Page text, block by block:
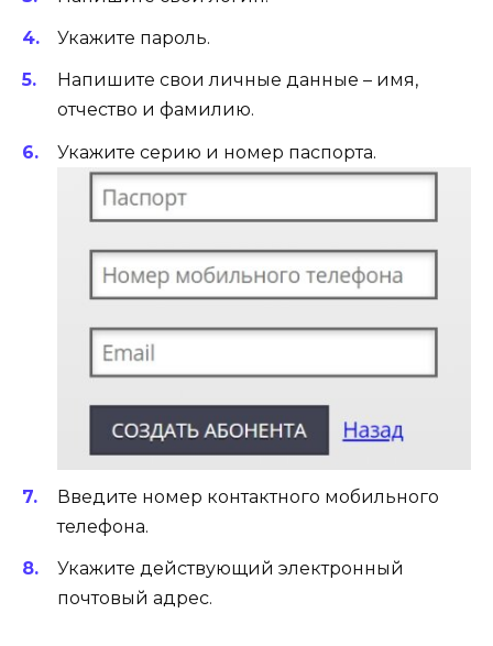
Укажите пароль.
Напишите свои личные данные – имя,
отчество и фамилию.
Укажите серию и номер паспорта.
Введите номер контактного мобильного
телефона.
Укажите действующий электронный
почтовый адрес.